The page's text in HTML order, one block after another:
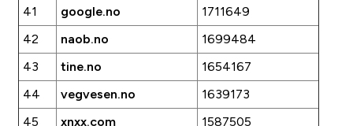
41 google.no
1711649
42
naob.no
1699484
43
tine.no
1654167
44
vegvesen.no
1639173
45
xnxx.com
1587505